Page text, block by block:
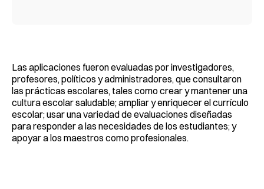
Las aplicaciones fueron evaluadas por investigadores,
profesores, políticos y administradores, que consultaron
las prácticas escolares, tales como crear y mantener una
cultura escolar saludable; ampliar y enriquecer el currículo
escolar; usar una variedad de evaluaciones diseñadas
para responder a las necesidades de los estudiantes; y
apoyar a los maestros como profesionales.